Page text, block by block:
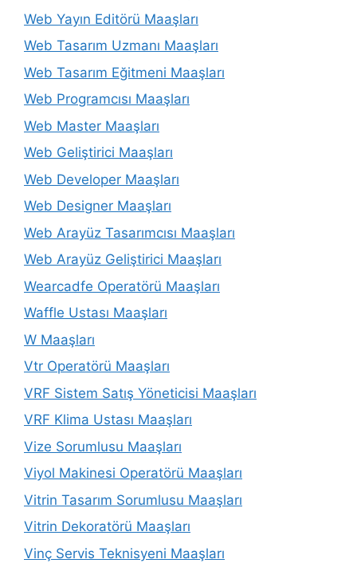
Web Yayın Editörü Maaşları
Web Tasarım Uzmanı Maaşları
Web Tasarım Eğitmeni Maaşları
Web Programcısı Maaşları
Web Master Maaşları
Web Geliştirici Maaşları
Web Developer Maaşları
Web Designer Maaşları
Web Arayüz Tasarımcısı Maaşları
Web Arayüz Geliştirici Maaşları
Wearcadfe Operatörü Maaşları
Waffle Ustası Maaşları
W Maaşları
Vtr Operatörü Maaşları
VRF Sistem Satış Yöneticisi Maaşları
VRF Klima Ustası Maaşları
Vize Sorumlusu Maaşları
Viyol Makinesi Operatörü Maaşları
Vitrin Tasarım Sorumlusu Maaşları
Vitrin Dekoratörü Maaşları
Vinç Servis Teknisyeni Maaşları